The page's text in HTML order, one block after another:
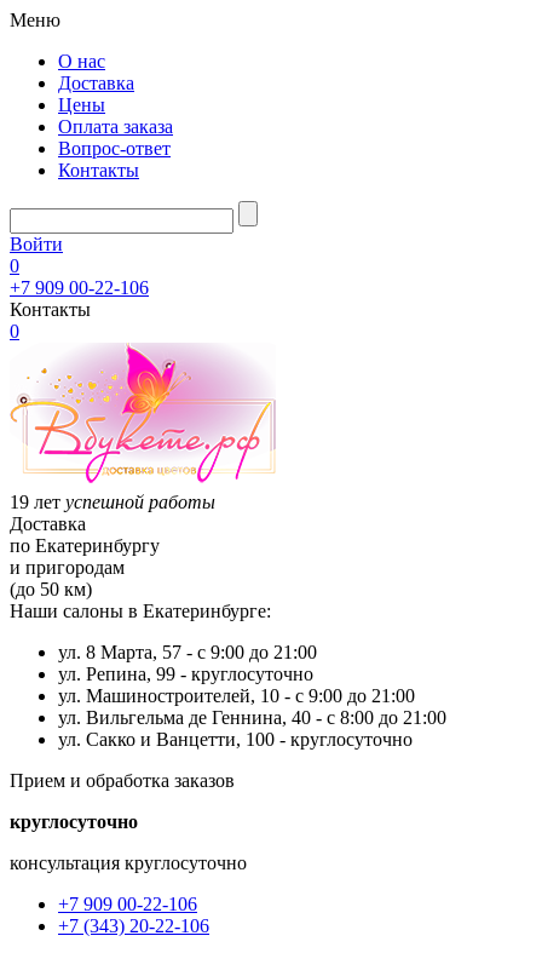
Меню
О нас
Доставка
Цены
Оплата заказа
Вопрос-ответ
Контакты
Войти
0
+7 909 00-22-106
Контакты
0
19 лет успешной работы
Доставка
по Екатеринбургу
и пригородам
(до 50 км)
Наши салоны в Екатеринбурге:
ул. 8 Марта, 57 - с 9:00 до 21:00
ул. Репина, 99 - круглосуточно
ул. Машиностроителей, 10 - с 9:00 до 21:00
ул. Вильгельма де Геннина, 40 - с 8:00 до 21:00
ул. Сакко и Ванцетти, 100 - круглосуточно
Прием и обработка заказов
круглосуточно
консультация круглосуточно
+7 909 00-22-106
+7 (343) 20-22-106